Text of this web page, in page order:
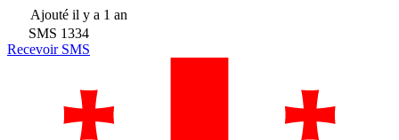
Ajouté il y a 1 an
SMS 1334
Recevoir SMS